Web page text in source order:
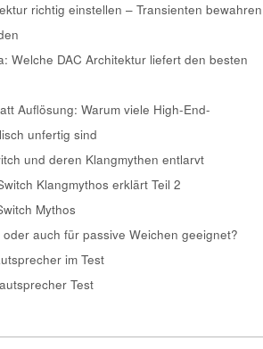
richtig einstellen – Transienten bewahren
Welche DAC Architektur liefert den besten
Auflösung: Warum viele High-End-
unfertig sind
und deren Klangmythen entlarvt
Klangmythos erklärt Teil 2
Mythos
oder auch für passive Weichen geeignet?
im Test
Test